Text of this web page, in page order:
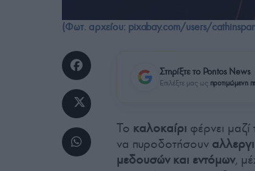
(Φωτ. αρχείου: pixabay.com/users/
Στηρίξτε το Pontos News
Επιλέξτε μας ως προτιμώμενη
Το καλοκαίρι φέρνει
να πυροδοτήσουν
μεδουσών και εντόμων,